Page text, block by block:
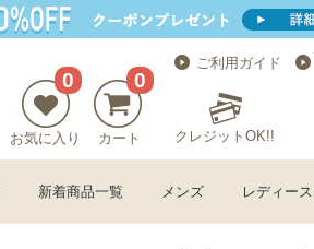
0
お気に入り
0
カート
ご利用ガイド
クレジットOK!!
新着商品一覧 メンズ レディース